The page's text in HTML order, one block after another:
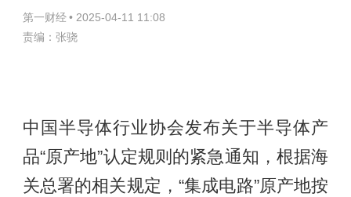
第一财经 • 2025-04-11 11:08
责编：张骁
中国半导体行业协会发布关于半导体产
品“原产地”认定规则的紧急通知，根据海
关总署的相关规定，“集成电路”原产地按